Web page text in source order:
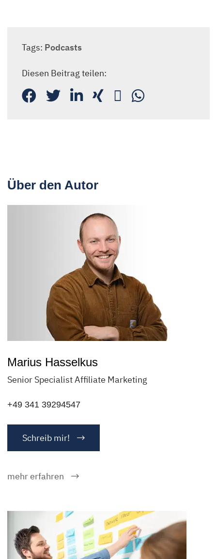
Tags: Podcasts
Diesen Beitrag teilen:
Über den Autor
Marius Hasselkus
Senior Specialist Affiliate Marketing
+49 341 39294547
Schreib mir!
mehr erfahren